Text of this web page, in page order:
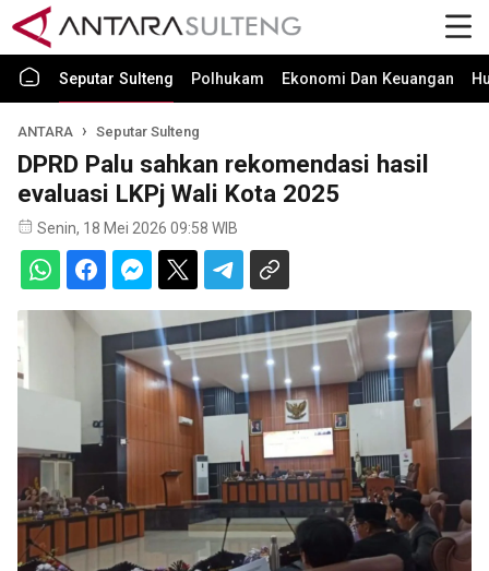
Seputar Sulteng Polhukam Ekonomi Dan Keuangan
ANTARA Seputar Sulteng
DPRD Palu sahkan rekomendasi hasil
evaluasi LKPj Wali Kota 2025
Senin, 18 Mei 2026 09:58 WIB